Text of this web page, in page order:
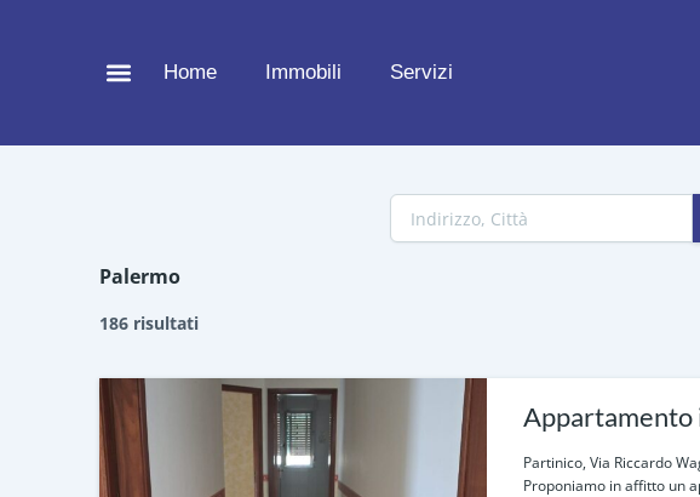
Home Immobili Servizi
Palermo
186 risultati
Appartamento
Partinico, Via Riccardo
Proponiamo in affitto un